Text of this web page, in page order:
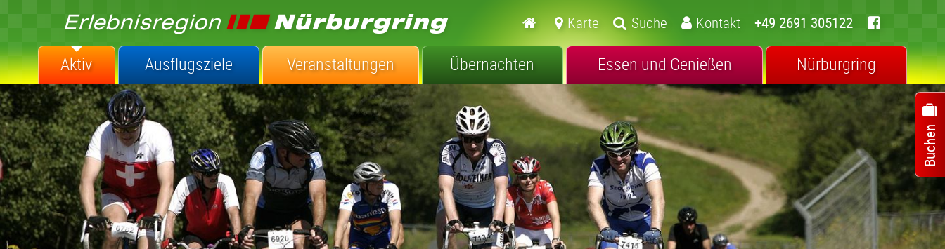
Karte Suche Kontakt +49 2691 305122
Aktiv Ausflugsziele Veranstaltungen Übernachten Essen und Genießen Nürburgring